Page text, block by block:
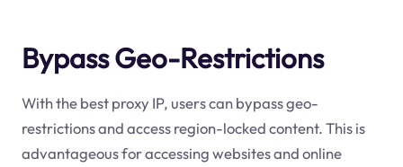
Bypass Geo-Restrictions
With the best proxy IP, users can bypass geo-
restrictions and access region-locked content. This is
advantageous for accessing websites and online